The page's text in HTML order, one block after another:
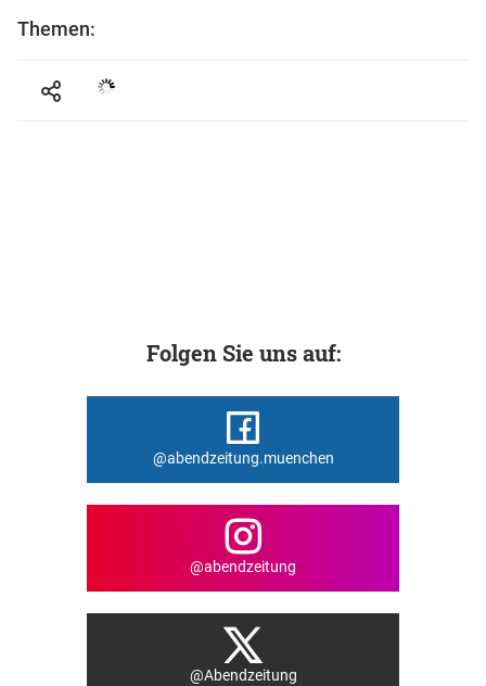
Themen:
Folgen Sie uns auf:
@abendzeitung.muenchen
@abendzeitung
@Abendzeitung